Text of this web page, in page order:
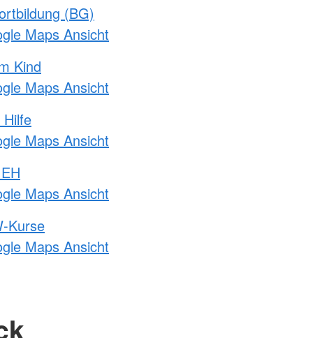
(BG)
Maps Ansicht
Kind
Maps Ansicht
Maps Ansicht
Maps Ansicht
Kurse
Maps Ansicht